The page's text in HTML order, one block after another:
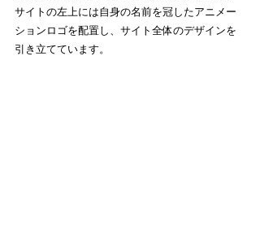
サイトの左上には自身の名前を冠したアニメー
ションロゴを配置し、サイト全体のデザインを
引き立てています。